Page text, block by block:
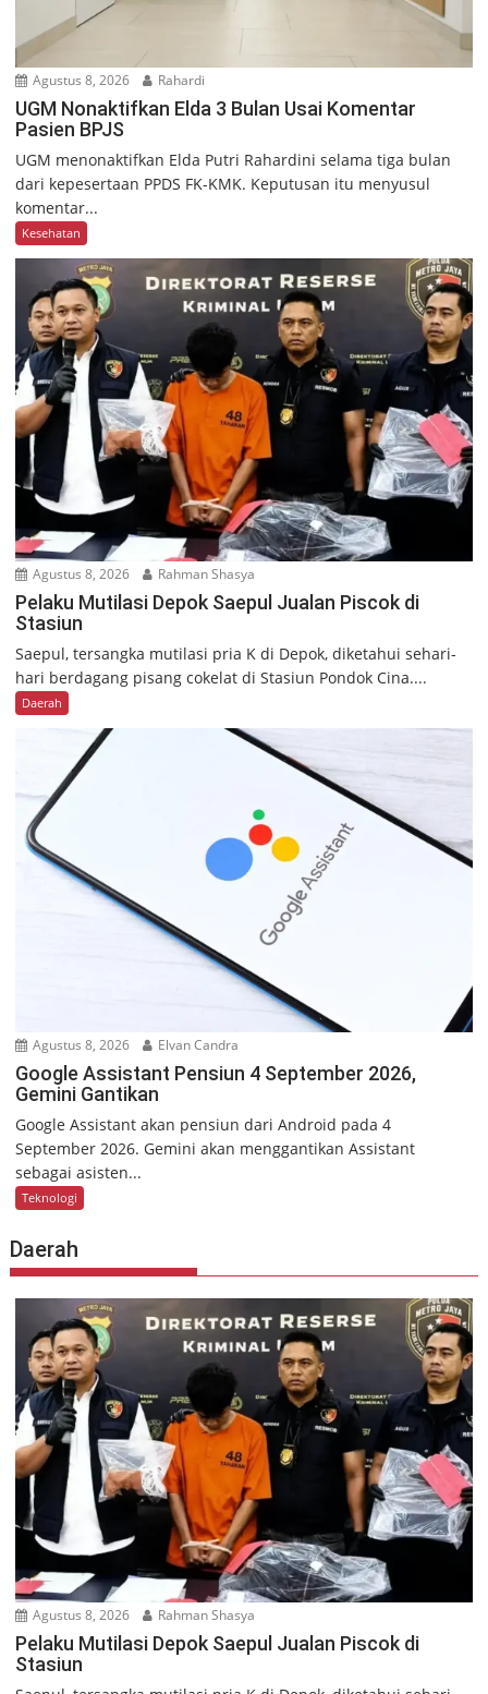
Agustus 8, 2026 Rahardi
UGM Nonaktifkan Elda 3 Bulan Usai Komentar
Pasien BPJS
UGM menonaktifkan Elda Putri Rahardini selama tiga bulan
dari kepesertaan PPDS FK-KMK. Keputusan itu menyusul
komentar...
Kesehatan
Agustus 8, 2026 Rahman Shasya
Pelaku Mutilasi Depok Saepul Jualan Piscok di
Stasiun
Saepul, tersangka mutilasi pria K di Depok, diketahui sehari-
hari berdagang pisang cokelat di Stasiun Pondok Cina....
Daerah
Agustus 8, 2026 Elvan Candra
Google Assistant Pensiun 4 September 2026,
Gemini Gantikan
Google Assistant akan pensiun dari Android pada 4
September 2026. Gemini akan menggantikan Assistant
sebagai asisten...
Teknologi
Daerah
Agustus 8, 2026 Rahman Shasya
Pelaku Mutilasi Depok Saepul Jualan Piscok di
Stasiun